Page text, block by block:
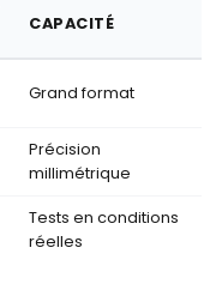
CAPACITÉ
Grand format
Précision
millimétrique
Tests en conditions
réelles